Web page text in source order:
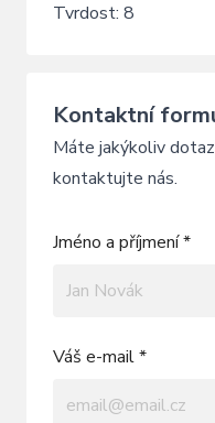
Tvrdost: 8
Kontaktní
Máte jakýkoliv
kontaktujte nás.
Jméno a příjmení *
Váš e-mail *